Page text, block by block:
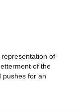
of
of the
pushes for an